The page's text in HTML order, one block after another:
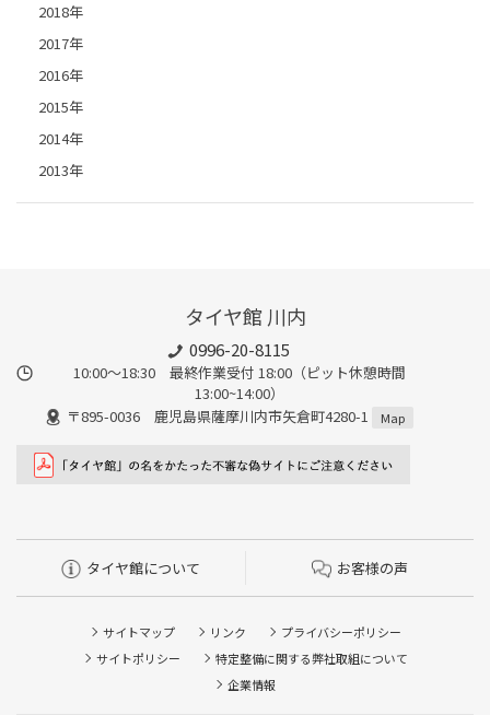
2018年
2017年
2016年
2015年
2014年
2013年
タイヤ館 川内
0996-20-8115
10:00～18:30 最終作業受付 18:00（ピット休憩時間
13:00~14:00）
〒895-0036 鹿児島県薩摩川内市矢倉町4280-1
Map
タイヤ館について お客様の声
サイトマップ リンク
プライバシーポリシー
サイトポリシー
特定整備に関する弊社取組について
企業情報